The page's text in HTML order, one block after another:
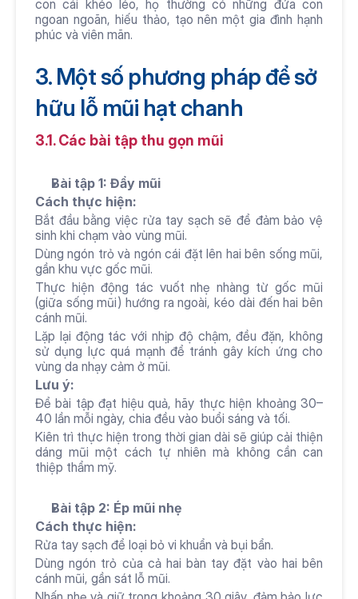
con cái khéo léo, họ thường có những đứa con
ngoan ngoãn, hiếu thảo, tạo nên một gia đình hạnh
phúc và viên mãn.
3. Một số phương pháp để sở
hữu lỗ mũi hạt chanh
3.1. Các bài tập thu gọn mũi
Bài tập 1: Đẩy mũi
Cách thực hiện:
Bắt đầu bằng việc rửa tay sạch sẽ để đảm bảo vệ
sinh khi chạm vào vùng mũi.
Dùng ngón trỏ và ngón cái đặt lên hai bên sống mũi,
gần khu vực gốc mũi.
Thực hiện động tác vuốt nhẹ nhàng từ gốc mũi
(giữa sống mũi) hướng ra ngoài, kéo dài đến hai bên
cánh mũi.
Lặp lại động tác với nhịp độ chậm, đều đặn, không
sử dụng lực quá mạnh để tránh gây kích ứng cho
vùng da nhạy cảm ở mũi.
Lưu ý:
Để bài tập đạt hiệu quả, hãy thực hiện khoảng 30–
40 lần mỗi ngày, chia đều vào buổi sáng và tối.
Kiên trì thực hiện trong thời gian dài sẽ giúp cải thiện
dáng mũi một cách tự nhiên mà không cần can
thiệp thẩm mỹ.
Bài tập 2: Ép mũi nhẹ
Cách thực hiện:
Rửa tay sạch để loại bỏ vi khuẩn và bụi bẩn.
Dùng ngón trỏ của cả hai bàn tay đặt vào hai bên
cánh mũi, gần sát lỗ mũi.